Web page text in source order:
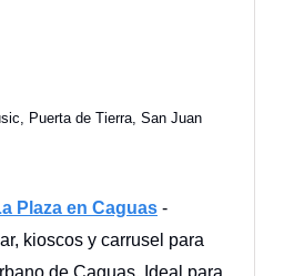
Puerta de Tierra, San Juan
Plaza en Caguas -
kioscos y carrusel para
de Caguas. Ideal para